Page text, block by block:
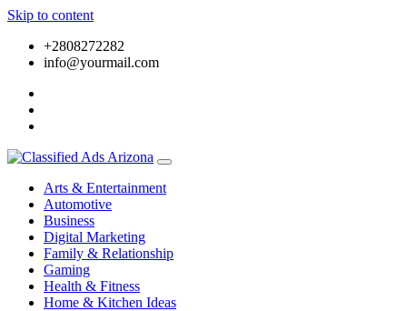
Skip to content
+2808272282
info@yourmail.com
Arts & Entertainment
Automotive
Business
Digital Marketing
Family & Relationship
Gaming
Health & Fitness
Home & Kitchen Ideas